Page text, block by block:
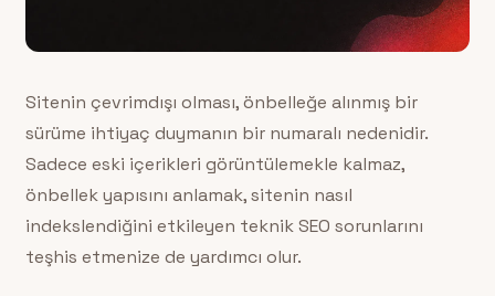
Sitenin çevrimdışı olması, önbelleğe alınmış bir
sürüme ihtiyaç duymanın bir numaralı nedenidir.
Sadece eski içerikleri görüntülemekle kalmaz,
önbellek yapısını anlamak, sitenin nasıl
indekslendiğini etkileyen teknik SEO sorunlarını
teşhis etmenize de yardımcı olur.